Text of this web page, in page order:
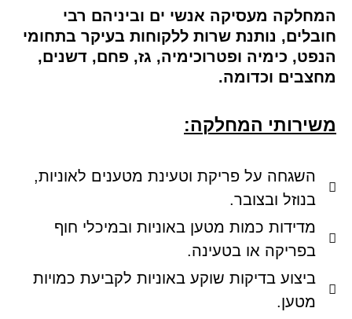
המחלקה מעסיקה אנשי ים וביניהם רבי
חובלים, נותנת שרות ללקוחות בעיקר בתחומי
הנפט, כימיה ופטרוכימיה, גז, פחם, דשנים,
מחצבים וכדומה.
משירותי המחלקה:
השגחה על פריקת וטעינת מטענים לאוניות,
בנוזל ובצובר.
מדידות כמות מטען באוניות ובמיכלי חוף
בפריקה או בטעינה.
ביצוע בדיקות שוקע באוניות לקביעת כמויות
מטען.